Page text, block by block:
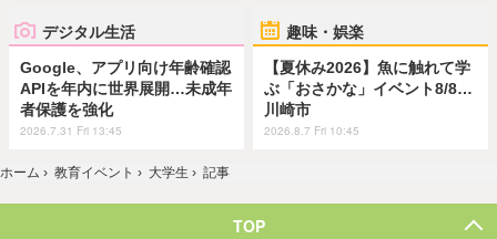
デジタル生活
Google、アプリ向け年齢確認
APIを年内に世界展開…未成年
者保護を強化
2026.7.31 Fri 13:45
趣味・娯楽
【夏休み2026】魚に触れて学
ぶ「おさかな」イベント8/8…
川崎市
2026.8.7 Fri 10:45
ホーム › 教育イベント › 大学生 › 記事
TOP